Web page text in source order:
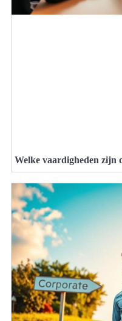
Welke vaardigheden zijn